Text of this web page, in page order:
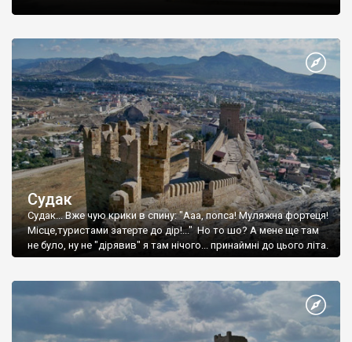
Судак
Судак... Вже чую крики в спину: "Ааа, попса! Муляжна фортеця!
Місце,туристами затерте до дір!..." Но то шо? А мене ще там
не було, ну не "дірявив" я там нічого... принаймні до цього літа.